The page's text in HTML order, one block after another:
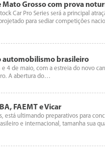
Grosso com prova
Car Pro Series será a principal
para sediar competições
automobilismo brasileiro
4 de maio, com a estreia do novo
A abertura do…
FAEMT e Vicar
ultimando preparativos para
e internacional, tamanha sua